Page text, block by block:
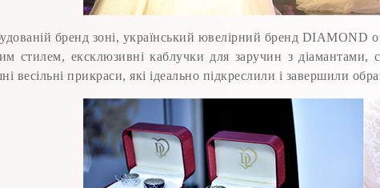
бренд зоні, український ювелірний бренд
стилем, ексклюзивні каблучки для заручин з
весільні прикраси, які ідеально підкреслили і завершили